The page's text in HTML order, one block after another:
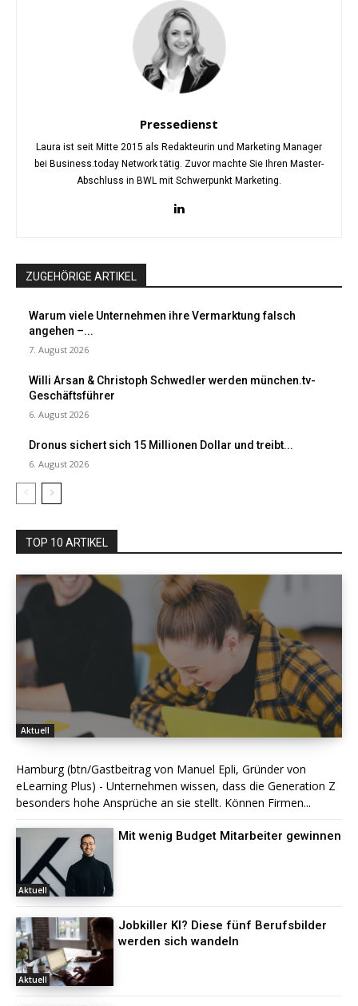
Pressedienst
Laura ist seit Mitte 2015 als Redakteurin und Marketing Manager
bei Business.today Network tätig. Zuvor machte Sie Ihren Master-
Abschluss in BWL mit Schwerpunkt Marketing.
ZUGEHÖRIGE ARTIKEL
Warum viele Unternehmen ihre Vermarktung falsch
angehen –...
7. August 2026
Willi Arsan & Christoph Schwedler werden münchen.tv-
Geschäftsführer
6. August 2026
Dronus sichert sich 15 Millionen Dollar und treibt...
6. August 2026
TOP 10 ARTIKEL
Aktuell
Hamburg (btn/Gastbeitrag von Manuel Epli, Gründer von
eLearning Plus) - Unternehmen wissen, dass die Generation Z
besonders hohe Ansprüche an sie stellt. Können Firmen...
Aktuell
Mit wenig Budget Mitarbeiter gewinnen
Aktuell
Jobkiller KI? Diese fünf Berufsbilder
werden sich wandeln